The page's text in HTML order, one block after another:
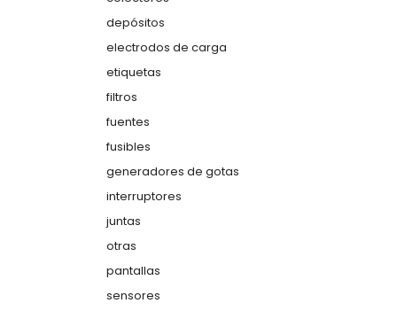
depósitos
electrodos de carga
etiquetas
filtros
fuentes
fusibles
generadores de gotas
interruptores
juntas
otras
pantallas
sensores